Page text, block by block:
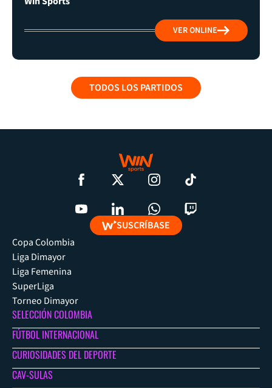
VER ONLINE
TODOS LOS PARTIDOS
SUSCRÍBASE
Copa Colombia
Liga Dimayor
Liga Femenina
SuperLiga
Torneo Dimayor
SELECCIÓN COLOMBIA
FÚTBOL INTERNACIONAL
CURIOSIDADES DEL DEPORTE
CAV-SULAS